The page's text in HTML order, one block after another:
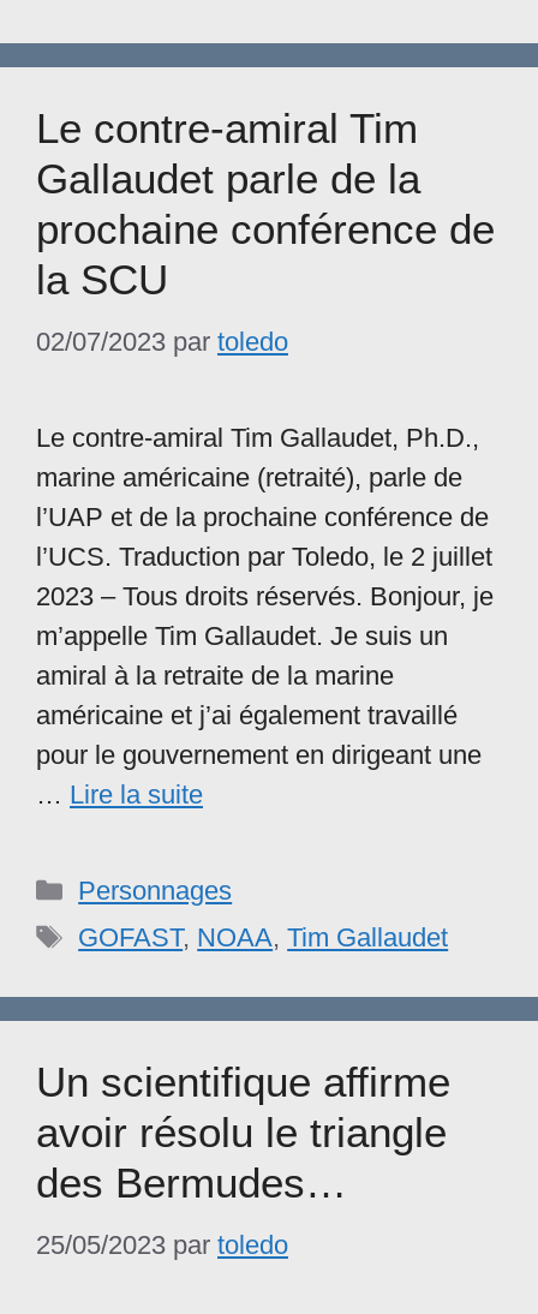
Le contre-amiral Tim
Gallaudet parle de la
prochaine conférence de
la SCU
02/07/2023 par toledo
Le contre-amiral Tim Gallaudet, Ph.D.,
marine américaine (retraité), parle de
l’UAP et de la prochaine conférence de
l’UCS. Traduction par Toledo, le 2 juillet
2023 – Tous droits réservés. Bonjour, je
m’appelle Tim Gallaudet. Je suis un
amiral à la retraite de la marine
américaine et j’ai également travaillé
pour le gouvernement en dirigeant une
… Lire la suite
Catégories
Personnages
Étiquettes
GOFAST, NOAA,Tim Gallaudet
Un scientifique affirme
avoir résolu le triangle
des Bermudes…
25/05/2023 par toledo